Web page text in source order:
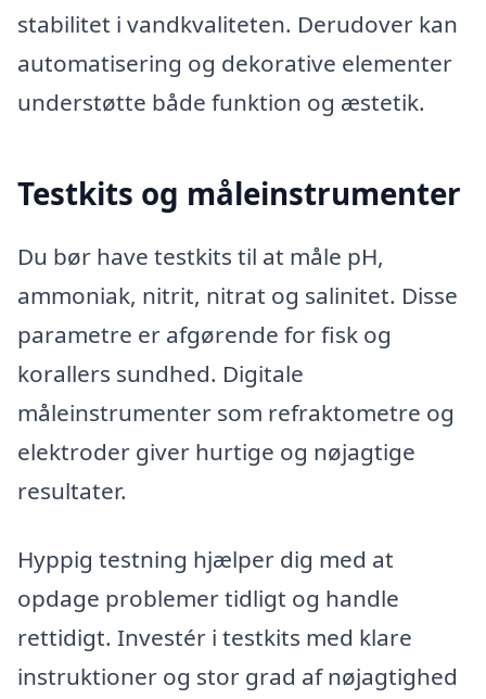
stabilitet i vandkvaliteten. Derudover kan
automatisering og dekorative elementer
understøtte både funktion og æstetik.
Testkits og måleinstrumenter
Du bør have testkits til at måle pH,
ammoniak, nitrit, nitrat og salinitet. Disse
parametre er afgørende for fisk og
korallers sundhed. Digitale
måleinstrumenter som refraktometre og
elektroder giver hurtige og nøjagtige
resultater.
Hyppig testning hjælper dig med at
opdage problemer tidligt og handle
rettidigt. Investér i testkits med klare
instruktioner og stor grad af nøjagtighed